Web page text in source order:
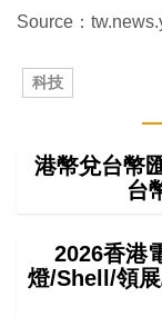
Source：
科技
港幣兌台幣
台
2026香港
燈/Shell/領